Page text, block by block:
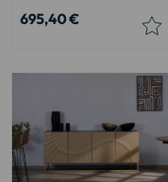
695,40 €